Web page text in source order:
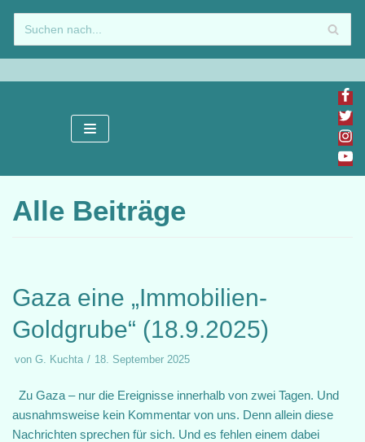
Zum
Inhalt
springen
Alle Beiträge
Gaza eine „Immobilien-
Goldgrube“ (18.9.2025)
von G. Kuchta 18. September 2025
Zu Gaza – nur die Ereignisse innerhalb von zwei Tagen. Und
ausnahmsweise kein Kommentar von uns. Denn allein diese
Nachrichten sprechen für sich. Und es fehlen einem dabei